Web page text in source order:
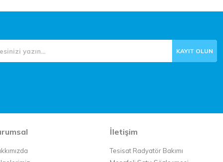
İletişim
Tesisat Radyatör Bakımı